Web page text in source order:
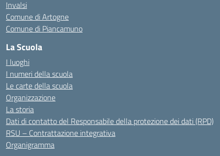
Invalsi
Comune di Artogne
Comune di Piancamuno
La Scuola
I luoghi
I numeri della scuola
Le carte della scuola
Organizzazione
La storia
Dati di contatto del Responsabile della protezione dei dati (RPD)
RSU – Contrattazione integrativa
Organigramma